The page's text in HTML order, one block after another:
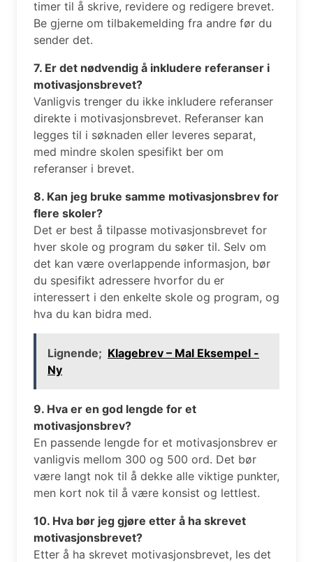
timer til å skrive, revidere og redigere brevet.
Be gjerne om tilbakemelding fra andre før du
sender det.
7. Er det nødvendig å inkludere referanser i
motivasjonsbrevet?
Vanligvis trenger du ikke inkludere referanser
direkte i motivasjonsbrevet. Referanser kan
legges til i søknaden eller leveres separat,
med mindre skolen spesifikt ber om
referanser i brevet.
8. Kan jeg bruke samme motivasjonsbrev for
flere skoler?
Det er best å tilpasse motivasjonsbrevet for
hver skole og program du søker til. Selv om
det kan være overlappende informasjon, bør
du spesifikt adressere hvorfor du er
interessert i den enkelte skole og program, og
hva du kan bidra med.
Lignende; Klagebrev – Mal Eksempel -
Ny
9. Hva er en god lengde for et
motivasjonsbrev?
En passende lengde for et motivasjonsbrev er
vanligvis mellom 300 og 500 ord. Det bør
være langt nok til å dekke alle viktige punkter,
men kort nok til å være konsist og lettlest.
10. Hva bør jeg gjøre etter å ha skrevet
motivasjonsbrevet?
Etter å ha skrevet motivasjonsbrevet, les det